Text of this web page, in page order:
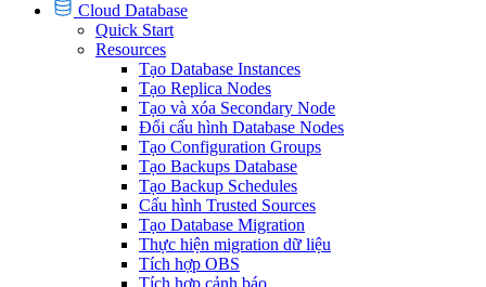
Cloud Database
Quick Start
Resources
Tạo Database Instances
Tạo Replica Nodes
Tạo và xóa Secondary Node
Đổi cấu hình Database Nodes
Tạo Configuration Groups
Tạo Backups Database
Tạo Backup Schedules
Cấu hình Trusted Sources
Tạo Database Migration
Thực hiện migration dữ liệu
Tích hợp OBS
Tích hợp cảnh báo